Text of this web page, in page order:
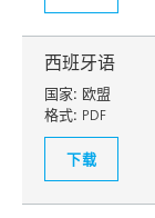
西班牙语
国家: 欧盟
格式: PDF
下载